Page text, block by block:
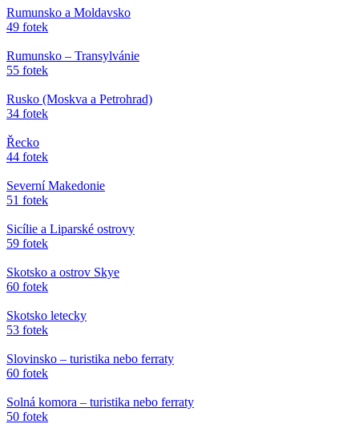
Rumunsko a Moldavsko
49 fotek
Rumunsko – Transylvánie
55 fotek
Rusko (Moskva a Petrohrad)
34 fotek
Řecko
44 fotek
Severní Makedonie
51 fotek
Sicílie a Liparské ostrovy
59 fotek
Skotsko a ostrov Skye
60 fotek
Skotsko letecky
53 fotek
Slovinsko – turistika nebo ferraty
60 fotek
Solná komora – turistika nebo ferraty
50 fotek